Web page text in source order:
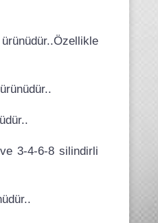
3-4-6-8 silindirli